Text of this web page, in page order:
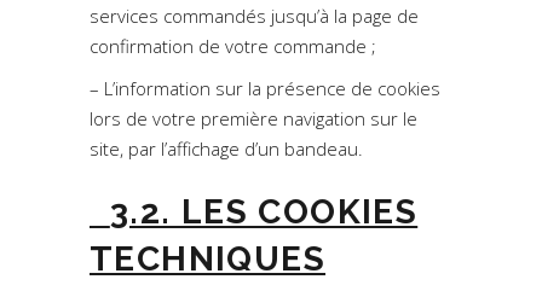
services commandés jusqu’à la page de
confirmation de votre commande ;
– L’information sur la présence de cookies
lors de votre première navigation sur le
site, par l’affichage d’un bandeau.
3.2. LES COOKIES
TECHNIQUES